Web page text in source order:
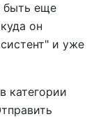
быть еще
он
и уже
категории